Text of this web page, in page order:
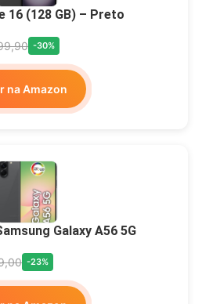
16 (128 GB) – Preto
-30%
na Amazon
Galaxy A56 5G
-23%